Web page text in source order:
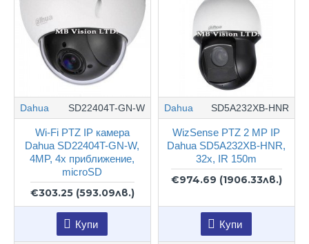
Dahua SD22404T-GN-W
Wi-Fi PTZ IP камера
Dahua SD22404T-GN-W,
4MP, 4х приближение,
microSD
€303.25 (593.09лв.)
Купи
Dahua SD5A232XB-HNR
WizSense PTZ 2 MP IP
Dahua SD5A232XB-HNR,
32х, IR 150m
€974.69 (1906.33лв.)
Купи